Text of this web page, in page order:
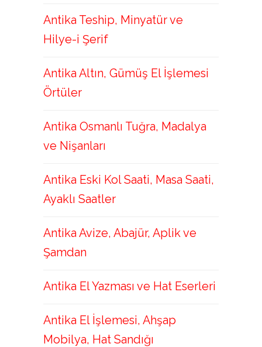
Antika Teship, Minyatür ve
Hilye-i Şerif
Antika Altın, Gümüş El İşlemesi
Örtüler
Antika Osmanlı Tuğra, Madalya
ve Nişanları
Antika Eski Kol Saati, Masa Saati,
Ayaklı Saatler
Antika Avize, Abajür, Aplik ve
Şamdan
Antika El Yazması ve Hat Eserleri
Antika El İşlemesi, Ahşap
Mobilya, Hat Sandığı